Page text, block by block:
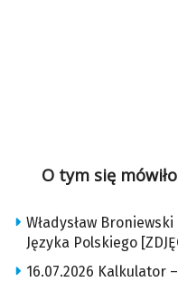
O tym się mówiło
Władysław
Języka Polskiego
16.07.2026 Kalkulator